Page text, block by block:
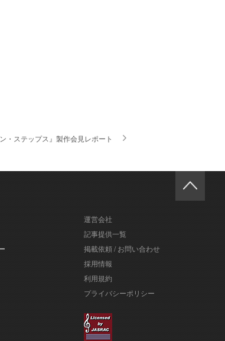
ステップス』製作会見レポート
運営会社
記事提供一覧
掲載依頼 / お問い合わせ
採用情報
利用規約
プライバシーポリシー